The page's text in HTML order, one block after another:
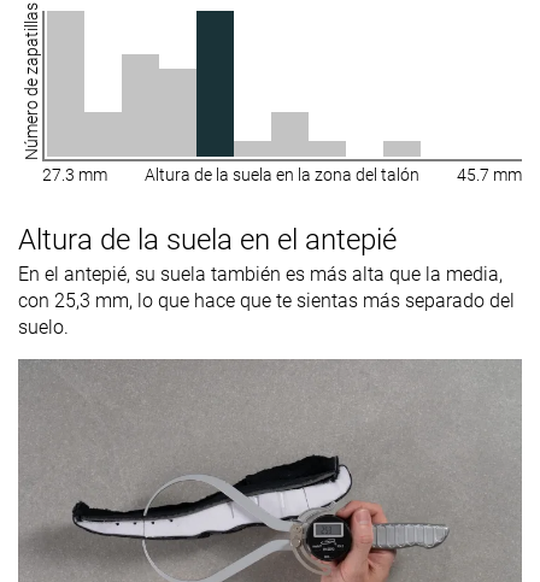
Número de zapatillas
27.3 mm Altura de la suela en la zona del talón 45.7 mm
Altura de la suela en el antepié
En el antepié, su suela también es más alta que la media,
con 25,3 mm, lo que hace que te sientas más separado del
suelo.